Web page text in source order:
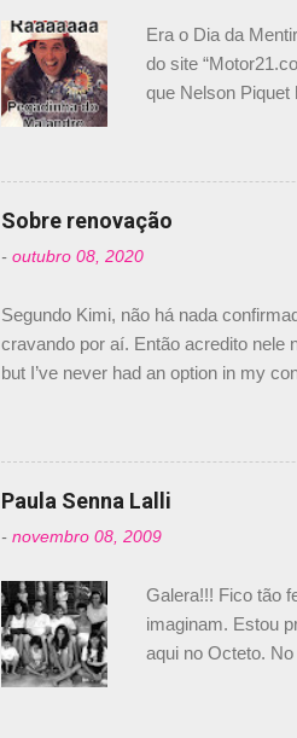
r
i
o
s
Era o Dia da
do site
que Nelson
dirigente foi
verdade, nós
Senna, não
Sobre renovação
- outubro 08, 2020
Segundo Kimi, não há nada
cravando por aí. Então acredito nele
but I’ve never had an option in my
falando sobre o fato do Iceman
@RGrosjean ! #EifelGP 🇩🇪 #F1
Paula Senna Lalli
- novembro 08, 2009
Galera!!! Fico tão
imaginam. Estou
aqui no Octeto.
Bruno, é sua